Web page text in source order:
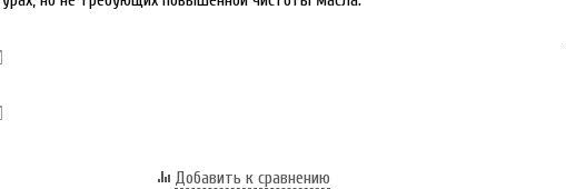
Добавить к сравнению